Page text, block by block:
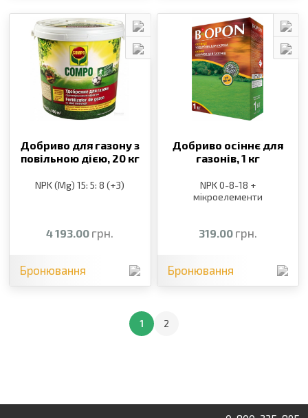
Добриво для газону з
повільною дією, 20 кг
NPK (Mg) 15: 5: 8 (+3)
4 193.00 грн.
Бронювання
Добриво осіннє для
газонів, 1 кг
NPK 0-8-18 +
мікроелементи
319.00 грн.
Бронювання
1 2